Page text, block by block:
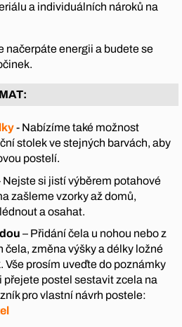
a individuálních nároků na
načerpáte energii a budete se
- Nabízíme také možnost
stolek ve stejných barvách, aby
postelí.
Nejste si jistí výběrem potahové
zašleme vzorky až domů,
a osahat.
– Přidání čela u nohou nebo z
čela, změna výšky a délky ložné
Vše prosím uveďte do poznámky
přejete postel sestavit zcela na
pro vlastní návrh postele: